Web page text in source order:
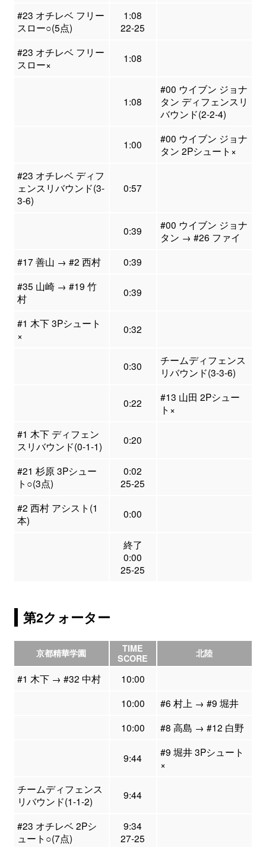
#23 オチレベ フリー
スロー○(5点)
1:08
22-25
#23 オチレベ フリー
スロー×
1:08
1:08
#00 ウイブン ジョナ
タン ディフェンスリ
バウンド(2-2-4)
1:00
#00 ウイブン ジョナ
タン 2Pシュート×
#23 オチレベ ディフ
ェンスリバウンド(3-
3-6)
0:57
0:39
#00 ウイブン ジョナ
タン → #26 ファイ
#17 善山 → #2 西村
0:39
#35 山崎 → #19 竹
村
0:39
#1 木下 3Pシュート
×
0:32
0:30
チームディフェンス
リバウンド(3-3-6)
0:22
#13 山田 2Pシュー
ト×
#1 木下 ディフェン
スリバウンド(0-1-1)
0:20
#21 杉原 3Pシュー
ト○(3点)
0:02
25-25
#2 西村 アシスト(1
本)
0:00
終了
0:00
25-25
第2クォーター
京都精華学園
TIME
SCORE
北陸
#1 木下 → #32 中村
10:00
10:00
#6 村上 → #9 堀井
10:00
#8 高島 → #12 白野
9:44
#9 堀井 3Pシュート
×
チームディフェンス
リバウンド(1-1-2)
9:44
#23 オチレベ 2Pシ
ュート○(7点)
9:34
27-25